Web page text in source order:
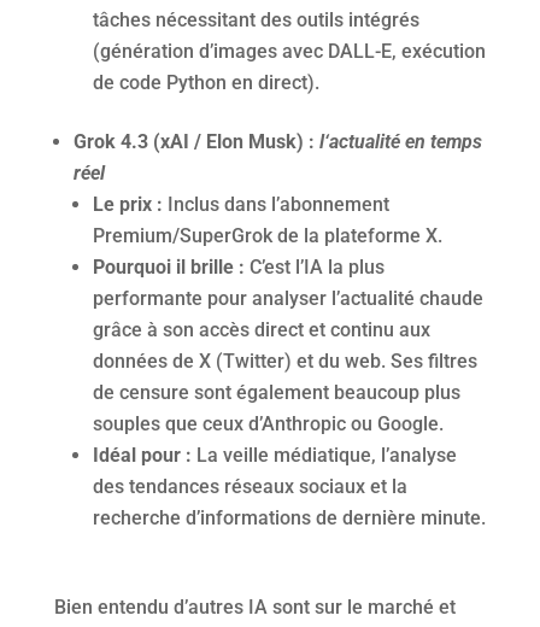
tâches nécessitant des outils intégrés
(génération d’images avec DALL-E, exécution
de code Python en direct).
Grok 4.3 (xAI / Elon Musk) : l‘actualité en temps
réel
Le prix : Inclus dans l’abonnement
Premium/SuperGrok de la plateforme X.
Pourquoi il brille : C’est l’IA la plus
performante pour analyser l’actualité chaude
grâce à son accès direct et continu aux
données de X (Twitter) et du web. Ses filtres
de censure sont également beaucoup plus
souples que ceux d’Anthropic ou Google.
Idéal pour : La veille médiatique, l’analyse
des tendances réseaux sociaux et la
recherche d’informations de dernière minute.
Bien entendu d’autres IA sont sur le marché et